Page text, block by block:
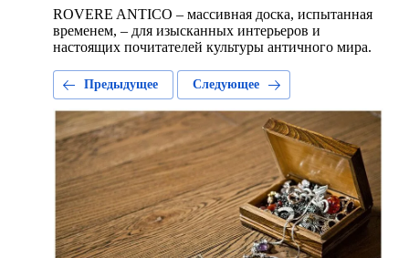
ROVERE ANTICO – массивная доска, испытанная
временем, – для изысканных интерьеров и
настоящих почитателей культуры античного мира.
Предыдущее Следующее